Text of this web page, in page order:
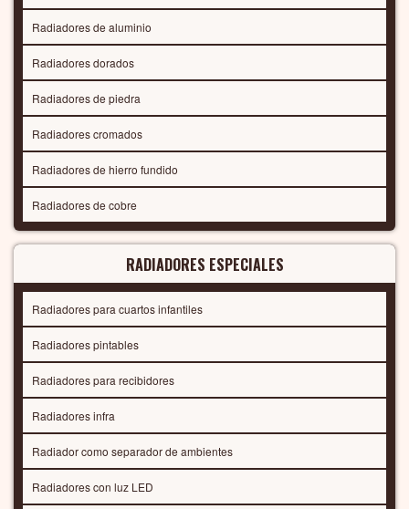
Radiadores de aluminio
Radiadores dorados
Radiadores de piedra
Radiadores cromados
Radiadores de hierro fundido
Radiadores de cobre
RADIADORES ESPECIALES
Radiadores para cuartos infantiles
Radiadores pintables
Radiadores para recibidores
Radiadores infra
Radiador como separador de ambientes
Radiadores con luz LED